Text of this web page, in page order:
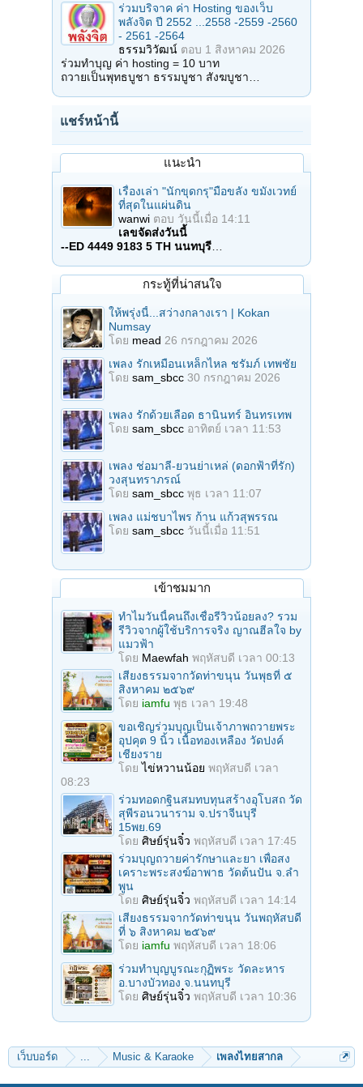
ร่วมบริจาค ค่า Hosting ของเว็บ
พลังจิต ปี 2552 ...2558 -2559 -2560
- 2561 -2564
ธรรมวิวัฒน์ ตอบ 1 สิงหาคม 2026
ร่วมทำบุญ ค่า hosting = 10 บาท
ถวายเป็นพุทธบูชา ธรรมบูชา สังฆบูชา…
แชร์หน้านี้
แนะนำ
เรื่องเล่า "นักขุดกรุ"มือขลัง ขมังเวทย์
ที่สุดในแผ่นดิน
wanwi ตอบ วันนี้เมื่อ 14:11
เลขจัดส่งวันนี้
--ED 4449 9183 5 TH นนทบุรี
กระทู้ที่น่าสนใจ
ให้พรุ่งนี้...สว่างกลางเรา | Kokan
Numsay
โดย mead 26 กรกฎาคม 2026
เพลง รักเหมือนเหล็กไหล ชรัมภ์ เทพชัย
โดย sam_sbcc 30 กรกฎาคม 2026
เพลง รักด้วยเลือด ธานินทร์ อินทรเทพ
โดย sam_sbcc อาทิตย์ เวลา 11:53
เพลง ช่อมาลี-ยวนย่าเหล่ (ดอกฟ้าที่รัก)
วงสุนทราภรณ์
โดย sam_sbcc พุธ เวลา 11:07
เพลง แม่ชบาไพร ก้าน แก้วสุพรรณ
โดย sam_sbcc วันนี้เมื่อ 11:51
เข้าชมมาก
ทำไมวันนี้คนถึงเชื่อรีวิวน้อยลง? รวม
รีวิวจากผู้ใช้บริการจริง ญาณฮีลใจ by
แมวฟ้า
โดย Maewfah พฤหัสบดี เวลา 00:13
เสียงธรรมจากวัดท่าขนุน วันพุธที่ ๕
สิงหาคม ๒๕๖๙
โดย iamfu พุธ เวลา 19:48
ขอเชิญร่วมบุญเป็นเจ้าภาพถวายพระ
อุปคุต 9 นิ้ว เนื้อทองเหลือง วัดปงค์
เชียงราย
โดยไข่หวานน้อย พฤหัสบดี เวลา
08:23
ร่วมทอดกฐินสมทบทุนสร้างอุโบสถ วัด
สุพีรอนวนาราม จ.ปราจีนบุรี
15พย.69
โดย ศิษย์รุ่นจิ๋ว พฤหัสบดี เวลา 17:45
ร่วมบุญถวายค่ารักษาและยา เพื่อสง
เคราะพระสงฆ์อาพาธ วัดต้นปัน จ.ลํา
พูน
โดย ศิษย์รุ่นจิ๋ว พฤหัสบดี เวลา 14:14
เสียงธรรมจากวัดท่าขนุน วันพฤหัสบดี
ที่ ๖ สิงหาคม ๒๕๖๙
โดย iamfu พฤหัสบดี เวลา 18:06
ร่วมทําบุญบูรณะกุฏิพระ วัดละหาร
อ.บางบัวทอง จ.นนทบุรี
โดย ศิษย์รุ่นจิ๋ว พฤหัสบดี เวลา 10:36
เว็บบอร์ด Music & Karaoke เพลงไทยสากล